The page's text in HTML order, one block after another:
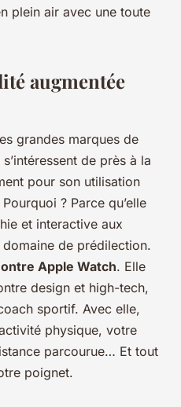
plein air avec une toute
augmentée
grandes marques de
de près à la
pour son utilisation
? Parce qu’elle
et interactive aux
de prédilection.
Apple Watch. Elle
design et high-tech,
sportif. Avec elle,
physique, votre
parcourue… Et tout
poignet.